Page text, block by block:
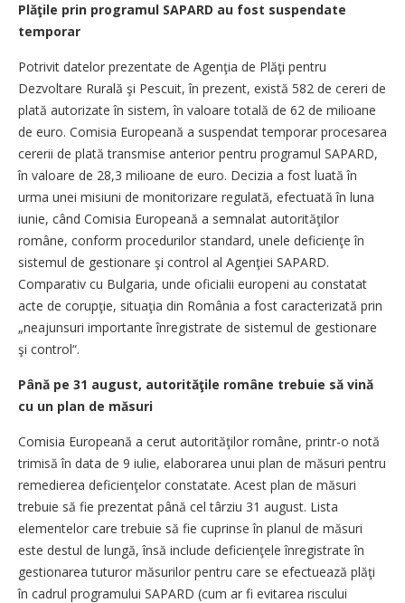
Plăţile prin programul SAPARD au fost suspendate
temporar
Potrivit datelor prezentate de Agenţia de Plăţi pentru
Dezvoltare Rurală şi Pescuit, în prezent, există 582 de cereri de
plată autorizate în sistem, în valoare totală de 62 de milioane
de euro. Comisia Europeană a suspendat temporar procesarea
cererii de plată transmise anterior pentru programul SAPARD,
în valoare de 28,3 milioane de euro. Decizia a fost luată în
urma unei misiuni de monitorizare regulată, efectuată în luna
iunie, când Comisia Europeană a semnalat autorităţilor
române, conform procedurilor standard, unele deficienţe în
sistemul de gestionare şi control al Agenţiei SAPARD.
Comparativ cu Bulgaria, unde oficialii europeni au constatat
acte de corupţie, situaţia din România a fost caracterizată prin
„neajunsuri importante înregistrate de sistemul de gestionare
şi control“.
Până pe 31 august, autorităţile române trebuie să vină
cu un plan de măsuri
Comisia Europeană a cerut autorităţilor române, printr-o notă
trimisă în data de 9 iulie, elaborarea unui plan de măsuri pentru
remedierea deficienţelor constatate. Acest plan de măsuri
trebuie să fie prezentat până cel târziu 31 august. Lista
elementelor care trebuie să fie cuprinse în planul de măsuri
este destul de lungă, însă include deficienţele înregistrate în
gestionarea tuturor măsurilor pentru care se efectuează plăţi
în cadrul programului SAPARD (cum ar fi evitarea riscului